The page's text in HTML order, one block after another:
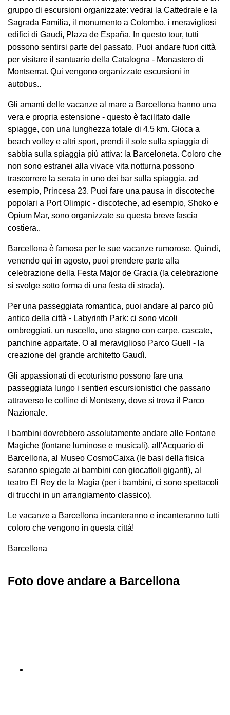
gruppo di escursioni organizzate: vedrai la Cattedrale e la
Sagrada Familia, il monumento a Colombo, i meravigliosi
edifici di Gaudì, Plaza de España. In questo tour, tutti
possono sentirsi parte del passato. Puoi andare fuori città
per visitare il santuario della Catalogna - Monastero di
Montserrat. Qui vengono organizzate escursioni in
autobus..
Gli amanti delle vacanze al mare a Barcellona hanno una
vera e propria estensione - questo è facilitato dalle
spiagge, con una lunghezza totale di 4,5 km. Gioca a
beach volley e altri sport, prendi il sole sulla spiaggia di
sabbia sulla spiaggia più attiva: la Barceloneta. Coloro che
non sono estranei alla vivace vita notturna possono
trascorrere la serata in uno dei bar sulla spiaggia, ad
esempio, Princesa 23. Puoi fare una pausa in discoteche
popolari a Port Olimpic - discoteche, ad esempio, Shoko e
Opium Mar, sono organizzate su questa breve fascia
costiera..
Barcellona è famosa per le sue vacanze rumorose. Quindi,
venendo qui in agosto, puoi prendere parte alla
celebrazione della Festa Major de Gracia (la celebrazione
si svolge sotto forma di una festa di strada).
Per una passeggiata romantica, puoi andare al parco più
antico della città - Labyrinth Park: ci sono vicoli
ombreggiati, un ruscello, uno stagno con carpe, cascate,
panchine appartate. O al meraviglioso Parco Guell - la
creazione del grande architetto Gaudì.
Gli appassionati di ecoturismo possono fare una
passeggiata lungo i sentieri escursionistici che passano
attraverso le colline di Montseny, dove si trova il Parco
Nazionale.
I bambini dovrebbero assolutamente andare alle Fontane
Magiche (fontane luminose e musicali), all'Acquario di
Barcellona, ​​al Museo CosmoCaixa (le basi della fisica
saranno spiegate ai bambini con giocattoli giganti), al
teatro El Rey de la Magia (per i bambini, ci sono spettacoli
di trucchi in un arrangiamento classico).
Le vacanze a Barcellona incanteranno e incanteranno tutti
coloro che vengono in questa città!
Barcellona
Foto dove andare a Barcellona